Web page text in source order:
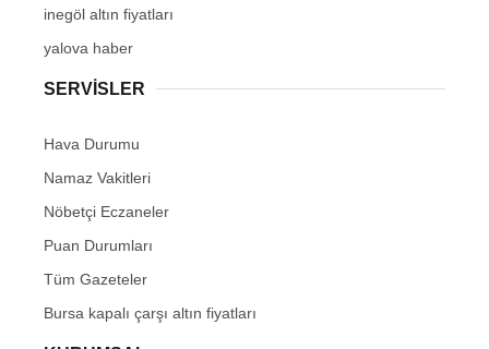
inegöl altın fiyatları
yalova haber
SERVİSLER
Hava Durumu
Namaz Vakitleri
Nöbetçi Eczaneler
Puan Durumları
Tüm Gazeteler
Bursa kapalı çarşı altın fiyatları